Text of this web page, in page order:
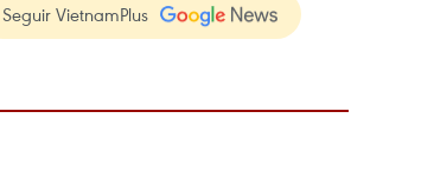
Seguir VietnamPlus